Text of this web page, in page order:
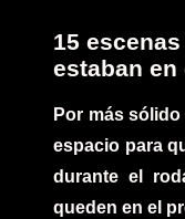
15
estaban en
Por más
espacio para
durante el
queden en el